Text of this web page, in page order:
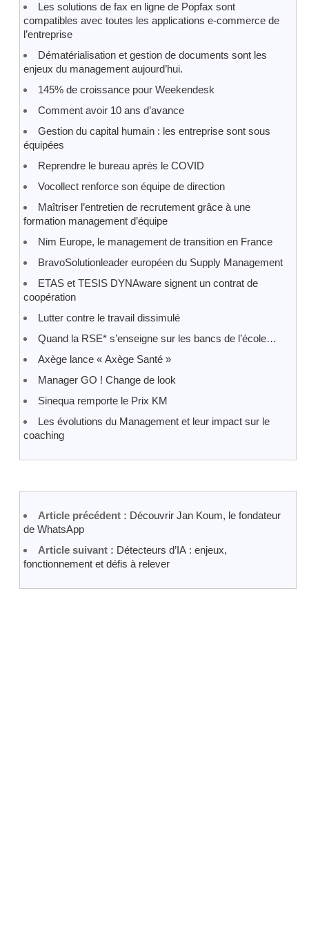
Les solutions de fax en ligne de Popfax sont
compatibles avec toutes les applications e-commerce de
l’entreprise
Dématérialisation et gestion de documents sont les
enjeux du management aujourd’hui.
145% de croissance pour Weekendesk
Comment avoir 10 ans d’avance
Gestion du capital humain : les entreprise sont sous
équipées
Reprendre le bureau après le COVID
Vocollect renforce son équipe de direction
Maîtriser l’entretien de recrutement grâce à une
formation management d’équipe
Nim Europe, le management de transition en France
BravoSolutionleader européen du Supply Management
ETAS et TESIS DYNAware signent un contrat de
coopération
Lutter contre le travail dissimulé
Quand la RSE* s’enseigne sur les bancs de l’école…
Axège lance « Axège Santé »
Manager GO ! Change de look
Sinequa remporte le Prix KM
Les évolutions du Management et leur impact sur le
coaching
Article précédent : Découvrir Jan Koum, le fondateur
de WhatsApp
Article suivant : Détecteurs d’IA : enjeux,
fonctionnement et défis à relever